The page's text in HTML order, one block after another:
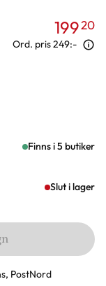
19920
Ord. pris249:-
Finns i 5 butiker
Slut i lager
PostNord